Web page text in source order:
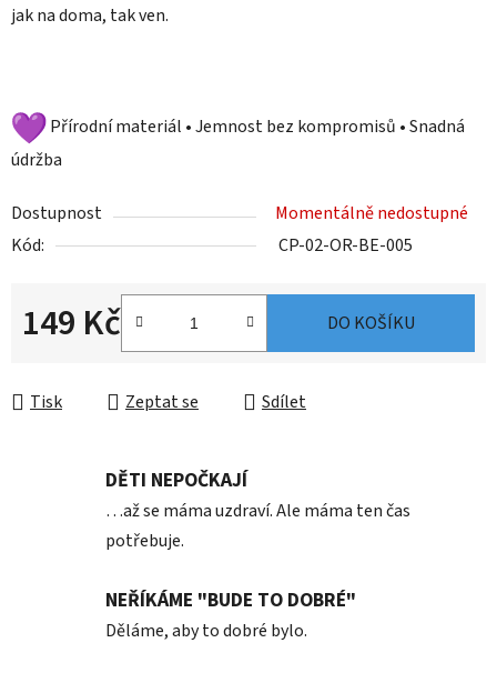
jak na doma, tak ven.
Přírodní materiál • Jemnost bez kompromisů • Snadná
údržba
Dostupnost
Momentálně nedostupné
Kód:
CP-02-OR-BE-005
149 Kč DO KOŠÍKU
Tisk Zeptat se Sdílet
DĚTI NEPOČKAJÍ
…až se máma uzdraví. Ale máma ten čas
potřebuje.
NEŘÍKÁME "BUDE TO DOBRÉ"
Děláme, aby to dobré bylo.